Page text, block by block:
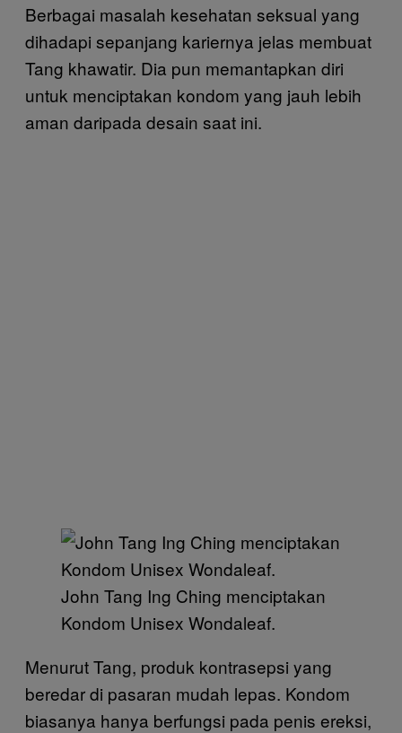
Berbagai masalah kesehatan seksual yang
dihadapi sepanjang kariernya jelas membuat
Tang khawatir. Dia pun memantapkan diri
untuk menciptakan kondom yang jauh lebih
aman daripada desain saat ini.
John Tang Ing Ching menciptakan
Kondom Unisex Wondaleaf.
Menurut Tang, produk kontrasepsi yang
beredar di pasaran mudah lepas. Kondom
biasanya hanya berfungsi pada penis ereksi,